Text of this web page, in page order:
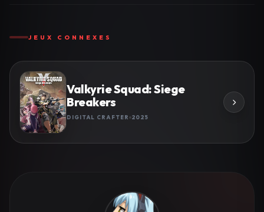
JEUX CONNEXES
Valkyrie Squad: Siege
Breakers
DIGITAL CRAFTER 2025